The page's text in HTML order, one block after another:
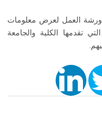
ورشة العمل لعرض معلومات
تقدمها الكلية والجامعة